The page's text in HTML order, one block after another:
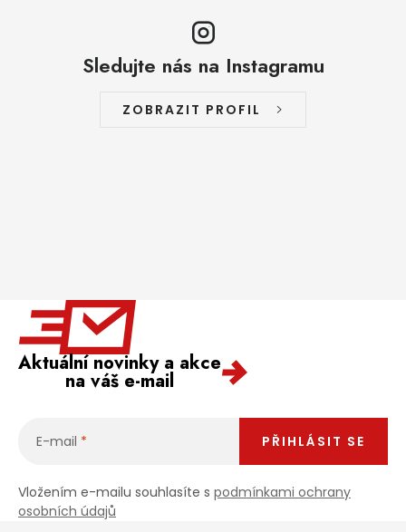
Sledujte nás na Instagramu
ZOBRAZIT PROFIL
Aktuální novinky a akce
na váš e-mail
E-mail
Vložením e-mailu souhlasíte s podmínkami ochrany
osobních údajů
PŘIHLÁSIT SE